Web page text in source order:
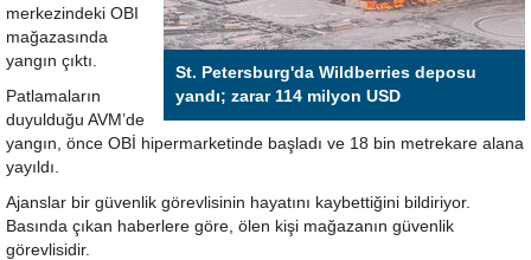
St. Petersburg'da Wildberries deposu
yandı; zarar 114 milyon USD
merkezindeki OBI
mağazasında
yangın çıktı.
Patlamaların
duyulduğu AVM’de
yangın, önce OBİ hipermarketinde başladı ve 18 bin metrekare alana
yayıldı.
Ajanslar bir güvenlik görevlisinin hayatını kaybettiğini bildiriyor.
Basında çıkan haberlere göre, ölen kişi mağazanın güvenlik
görevlisidir.